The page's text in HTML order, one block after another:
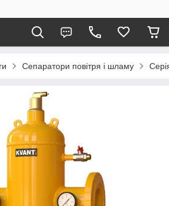
Сепаратори повітря і шламу